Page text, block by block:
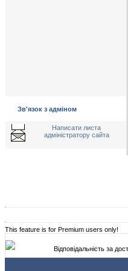
Зв'язок з адміном
Написати листа
адміністратору сайта
This feature is for Premium users only!
Відповідальність за